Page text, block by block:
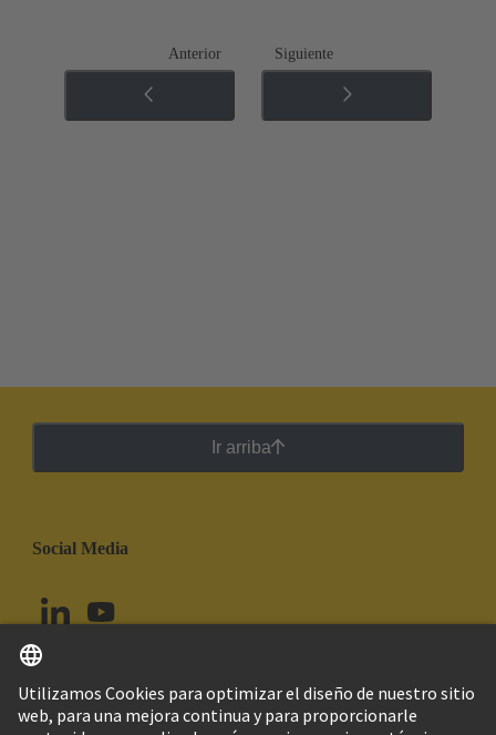
Anterior Siguiente
Ir arriba
Social Media
Perú Español